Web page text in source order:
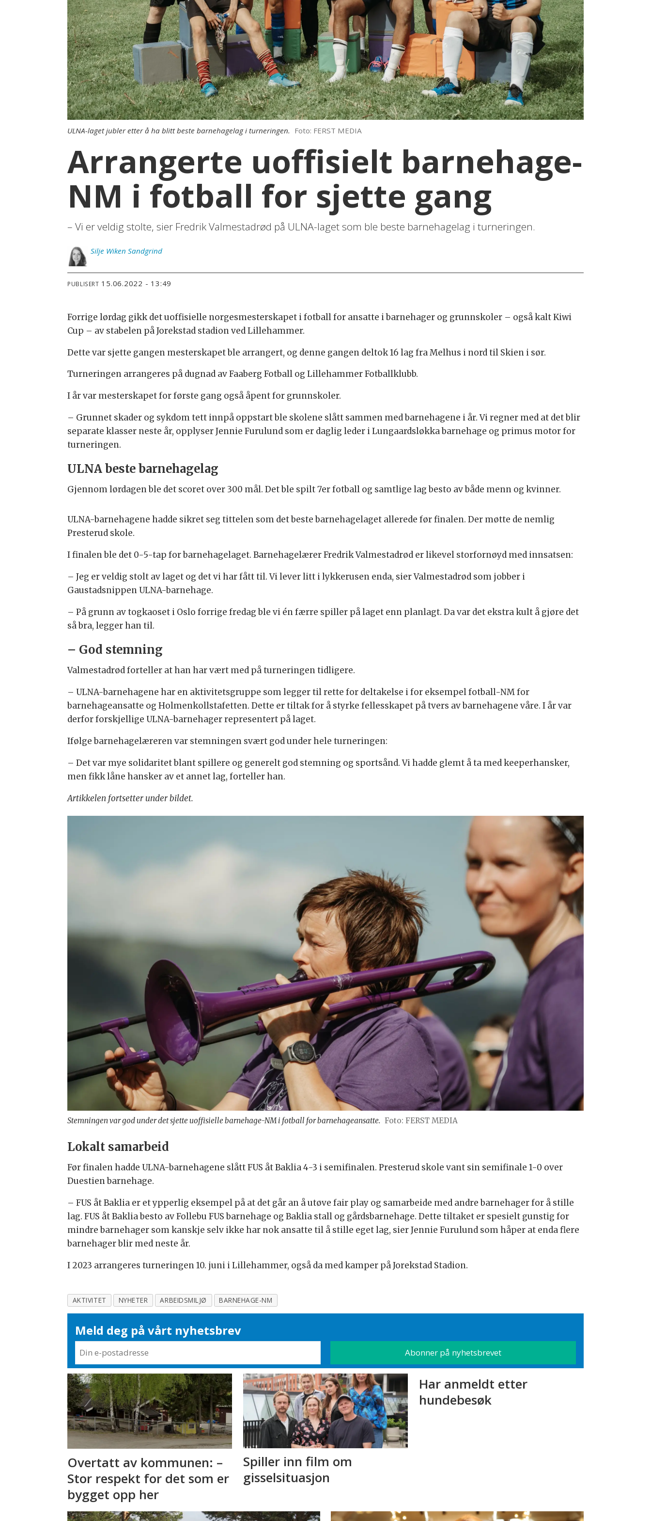
ULNA-laget jubler etter å ha blitt beste barnehagelag i turneringen. Foto: FERST MEDIA
Arrangerte uoffisielt barnehage-
NM i fotball for sjette gang
– Vi er veldig stolte, sier Fredrik Valmestadrød på ULNA-laget som ble beste barnehagelag i turneringen.
Silje Wiken Sandgrind
PUBLISERT 15.06.2022 - 13:49
Forrige lørdag gikk det uoffisielle norgesmesterskapet i fotball for ansatte i barnehager og grunnskoler – også kalt Kiwi
Cup – av stabelen på Jorekstad stadion ved Lillehammer.
Dette var sjette gangen mesterskapet ble arrangert, og denne gangen deltok 16 lag fra Melhus i nord til Skien i sør.
Turneringen arrangeres på dugnad av Faaberg Fotball og Lillehammer Fotballklubb.
I år var mesterskapet for første gang også åpent for grunnskoler.
– Grunnet skader og sykdom tett innpå oppstart ble skolene slått sammen med barnehagene i år. Vi regner med at det blir
separate klasser neste år, opplyser Jennie Furulund som er daglig leder i Lungaardsløkka barnehage og primus motor for
turneringen.
ULNA beste barnehagelag
Gjennom lørdagen ble det scoret over 300 mål. Det ble spilt 7er fotball og samtlige lag besto av både menn og kvinner.
ULNA-barnehagene hadde sikret seg tittelen som det beste barnehagelaget allerede før finalen. Der møtte de nemlig
Presterud skole.
I finalen ble det 0-5-tap for barnehagelaget. Barnehagelærer Fredrik Valmestadrød er likevel storfornøyd med innsatsen:
–Jeg er veldig stolt av laget og det vi har fått til. Vi lever litt i lykkerusen enda, sier Valmestadrød som jobber i
Gaustadsnippen ULNA-barnehage.
– På grunn av togkaoset i Oslo forrige fredag ble vi én færre spiller på laget enn planlagt. Da var det ekstra kult å gjøre det
så bra, legger han til.
– God stemning
Valmestadrød forteller at han har vært med på turneringen tidligere.
– ULNA-barnehagene har en aktivitetsgruppe som legger til rette for deltakelse i for eksempel fotball-NM for
barnehageansatte og Holmenkollstafetten. Dette er tiltak for å styrke fellesskapet på tvers av barnehagene våre. I år var
derfor forskjellige ULNA-barnehager representert på laget.
Ifølge barnehagelæreren var stemningen svært god under hele turneringen:
–Det var mye solidaritet blant spillere og generelt god stemning og sportsånd. Vi hadde glemt å ta med keeperhansker,
men fikk låne hansker av et annet lag,fortellerhan.
Artikkelen fortsetter under bildet.
Stemningen var god under det sjette uoffisielle barnehage-NM i fotball for barnehageansatte. Foto: FERST MEDIA
Lokalt samarbeid
Før finalen haddeULNA-barnehagene slått FUS åt Baklia 4-3 i semifinalen. Presterud skole vant sin semifinale 1-0 over
Duestien barnehage.
– FUS åt Baklia er et ypperlig eksempel på at det går an å utøve fair play og samarbeide med andre barnehager for å stille
lag. FUS åt Baklia besto av Follebu FUS barnehage og Baklia stall og gårdsbarnehage. Dette tiltaket er spesielt gunstig for
mindre barnehager som kanskje selv ikke har nok ansatte til å stille eget lag, sier Jennie Furulund som håper at enda flere
barnehager blir med neste år.
I 2023 arrangeres turneringen 10. juni i Lillehammer, også da med kamper på Jorekstad Stadion.
AKTIVITET NYHETER ARBEIDSMILJØ BARNEHAGE-NM
Meld deg på vårt nyhetsbrev
Overtatt av kommunen: –
Stor respekt for det som er
bygget opp her
Spiller inn film om
gisselsituasjon
Har anmeldt etter
hundebesøk